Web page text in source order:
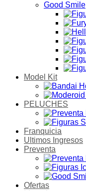
Good Smile
Model Kit
PELUCHES
Franquicia
Ultimos Ingresos
Preventa
Ofertas